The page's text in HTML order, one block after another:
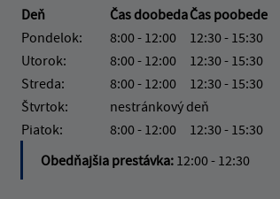
Deň Čas doobedaČas poobede
Pondelok:
8:00 - 12:00
12:30 - 15:30
Utorok:
8:00 - 12:00
12:30 - 15:30
Streda:
8:00 - 12:00
12:30 - 15:30
Štvrtok:
nestránkový deň
Piatok:
8:00 - 12:00
12:30 - 15:30
Obedňajšia prestávka: 12:00 - 12:30